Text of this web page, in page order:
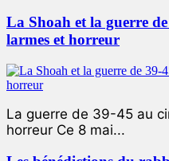
La Shoah et la guerre
larmes et horreur
La guerre de 39-45 au
horreur Ce 8 mai...